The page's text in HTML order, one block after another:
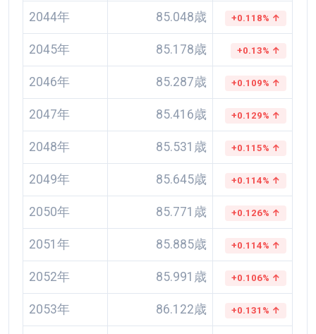
2044年 85.048歳 +0.118% ↑
2045年 85.178歳 +0.13% ↑
2046年 85.287歳 +0.109% ↑
2047年 85.416歳 +0.129% ↑
2048年 85.531歳 +0.115% ↑
2049年 85.645歳 +0.114% ↑
2050年 85.771歳 +0.126% ↑
2051年 85.885歳 +0.114% ↑
2052年 85.991歳 +0.106% ↑
2053年 86.122歳 +0.131% ↑